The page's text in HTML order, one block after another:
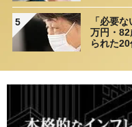
5
「必要
万円・82
られた